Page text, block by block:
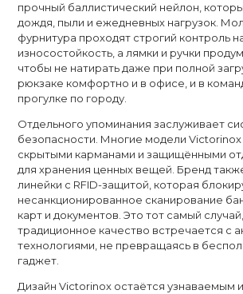
прочный баллистический нейлон,
дождя, пыли и ежедневных нагрузок.
фурнитура проходят строгий контроль
износостойкость, а лямки и ручки
чтобы не натирать даже при полной
рюкзаке комфортно и в офисе, и в
прогулке по городу.
Отдельного упоминания заслуживает
безопасности. Многие модели
скрытыми карманами и защищёнными
для хранения ценных вещей. Бренд
линейки с RFID-защитой, которая
несанкционированное сканирование
карт и документов. Это тот самый
традиционное качество встречается с
технологиями, не превращаясь в
гаджет.
Дизайн Victorinox остаётся узнаваемым и